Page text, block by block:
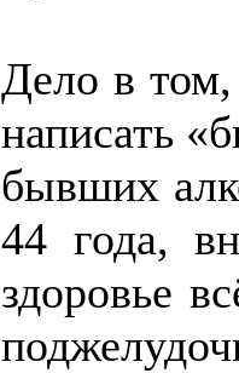
Дело в том,
написать
бывших
44 года,
здоровье